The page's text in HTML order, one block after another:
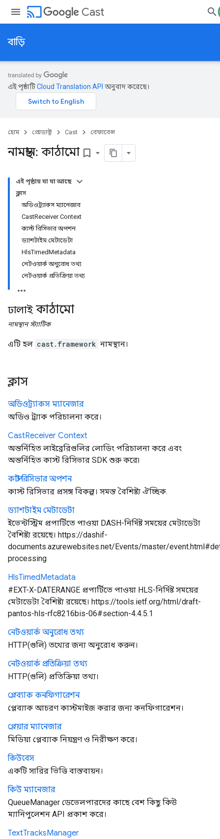
cast Cast
বাড়ি
এই পৃষ্ঠাটিCloud Translation API অনুবাদ করেছে।
হোম প্রোডাক্ট Cast রেফারেন্স
নামস্থান: কাঠামো bookmark_border
এই পৃষ্ঠায় যা যা আছে
ক্লাস
অডিওট্র্যাকস ম্যানেজার
CastReceiver Context
কাস্ট রিসিভার অপশন
ড্যাশটাইম মেটাডেটা
HlsTimedMetadata
নেটওয়ার্ক অনুরোধ তথ্য
নেটওয়ার্ক প্রতিক্রিয়া তথ্য
ঢালাই কাঠামো
নামস্থান স্ট্যাটিক
এটি হল cast.framework নামস্থান।
ক্লাস
অডিওট্র্যাকস ম্যানেজার
অডিও ট্র্যাক পরিচালনা করে।
CastReceiver Context
অন্তর্নিহিত লাইব্রেরিগুলির লোডিং পরিচালনা করে এবং
অন্তর্নিহিত কাস্ট রিসিভার SDK শুরু করে৷
কাস্ট রিসিভার অপশন
কাস্ট রিসিভার প্রসঙ্গ বিকল্প। সমস্ত বৈশিষ্ট্য ঐচ্ছিক.
ড্যাশটাইম মেটাডেটা
ইভেন্টস্ট্রিম প্রপার্টিতে পাওয়া DASH-নির্দিষ্ট সময়ের মেটাডেটা
বৈশিষ্ট্য রয়েছে। https://dashif-
documents.azurewebsites.net/Events/master/
processing
HlsTimedMetadata
#EXT-X-DATERANGE প্রপার্টিতে পাওয়া HLS-নির্দিষ্ট সময়ের
মেটাডেটা বৈশিষ্ট্য রয়েছে। https://tools.ietf.org/html/draft-
pantos-hls-rfc8216bis-06#section-4.4.5.1
নেটওয়ার্ক অনুরোধ তথ্য
HTTP(গুলি) তথ্যের জন্য অনুরোধ করুন।
নেটওয়ার্ক প্রতিক্রিয়া তথ্য
HTTP(গুলি) প্রতিক্রিয়া তথ্য।
প্লেব্যাক কনফিগারেশন
প্লেব্যাক আচরণ কাস্টমাইজ করার জন্য কনফিগারেশন।
প্লেয়ার ম্যানেজার
মিডিয়া প্লেব্যাক নিয়ন্ত্রণ ও নিরীক্ষণ করে।
কিউবেস
একটি সারির ভিত্তি বাস্তবায়ন।
কিউ ম্যানেজার
QueueManager ডেভেলপারদের কাছে বেশ কিছু কিউ
ম্যানিপুলেশন API প্রকাশ করে।
TextTracksManager